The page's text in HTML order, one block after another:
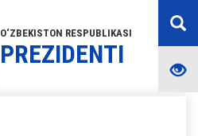
O‘ZBEKISTON RESPUBLIKASI
PREZIDENTI